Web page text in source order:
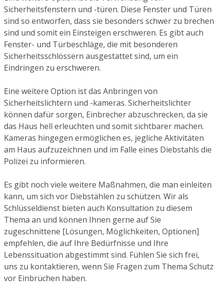
Sicherheitsfenstern und -türen. Diese Fenster und Türen
sind so entworfen, dass sie besonders schwer zu brechen
sind und somit ein Einsteigen erschweren. Es gibt auch
Fenster- und Türbeschläge, die mit besonderen
Sicherheitsschlössern ausgestattet sind, um ein
Eindringen zu erschweren.
Eine weitere Option ist das Anbringen von
Sicherheitslichtern und -kameras. Sicherheitslichter
können dafür sorgen, Einbrecher abzuschrecken, da sie
das Haus hell erleuchten und somit sichtbarer machen.
Kameras hingegen ermöglichen es, jegliche Aktivitäten
am Haus aufzuzeichnen und im Falle eines Diebstahls die
Polizei zu informieren.
Es gibt noch viele weitere Maßnahmen, die man einleiten
kann, um sich vor Diebstählen zu schützen. Wir als
Schlüsseldienst bieten auch Konsultation zu diesem
Thema an und können Ihnen gerne auf Sie
zugeschnittene [Lösungen, Möglichkeiten, Optionen]
empfehlen, die auf Ihre Bedürfnisse und Ihre
Lebenssituation abgestimmt sind. Fühlen Sie sich frei,
uns zu kontaktieren, wenn Sie Fragen zum Thema Schutz
vor Einbrüchen haben.